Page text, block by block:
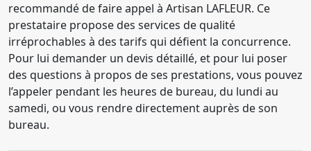
recommandé de faire appel à Artisan LAFLEUR. Ce
prestataire propose des services de qualité
irréprochables à des tarifs qui défient la concurrence.
Pour lui demander un devis détaillé, et pour lui poser
des questions à propos de ses prestations, vous pouvez
l’appeler pendant les heures de bureau, du lundi au
samedi, ou vous rendre directement auprès de son
bureau.